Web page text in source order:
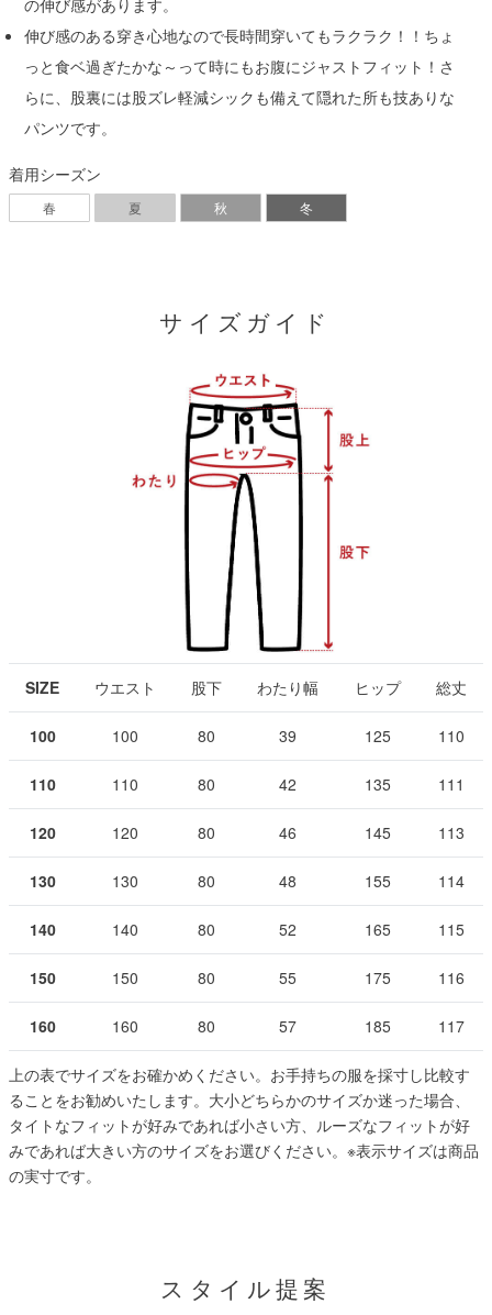
伸び感のある穿き心地なので長時間穿いてもラクラク！！ちょ
っと食ベ過ぎたかな～って時にもお腹にジャストフィット！さ
らに、股裏には股ズレ軽減シックも備えて隠れた所も技ありな
パンツです。
着用シーズン
春 夏 秋 冬
サイズガイド
SIZE ウエスト 股下 わたり幅 ヒップ 総丈
100 100 80 39 125 110
110 110 80 42 135 111
120 120 80 46 145 113
130 130 80 48 155 114
140 140 80 52 165 115
150 150 80 55 175 116
160 160 80 57 185 117
上の表でサイズをお確かめください。お手持ちの服を採寸し比較す
ることをお勧めいたします。大小どちらかのサイズか迷った場合、
タイトなフィットが好みであれば小さい方、ルーズなフィットが好
みであれば大きい方のサイズをお選びください。 ※表示サイズは商品
の実寸です。
スタイル提案